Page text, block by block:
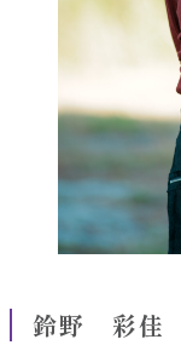
鈴野 彩佳